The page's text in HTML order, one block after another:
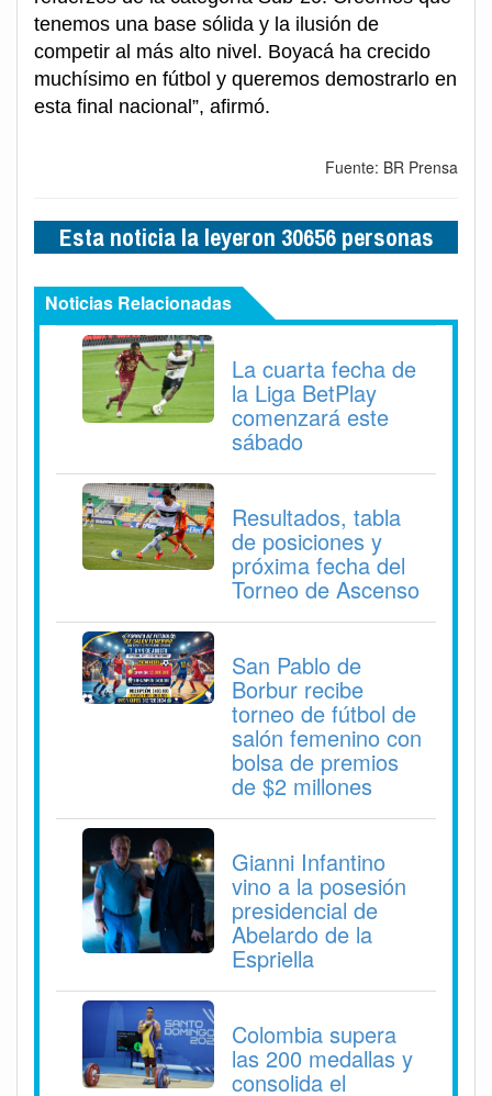
tenemos una base sólida y la ilusión de
competir al más alto nivel. Boyacá ha crecido
muchísimo en fútbol y queremos demostrarlo en
esta final nacional”, afirmó.
Fuente: BR Prensa
Esta noticia la leyeron 30656 personas
Noticias Relacionadas
La cuarta fecha de
la Liga BetPlay
comenzará este
sábado
Resultados, tabla
de posiciones y
próxima fecha del
Torneo de Ascenso
San Pablo de
Borbur recibe
torneo de fútbol de
salón femenino con
bolsa de premios
de $2 millones
Gianni Infantino
vino a la posesión
presidencial de
Abelardo de la
Espriella
Colombia supera
las 200 medallas y
consolida el